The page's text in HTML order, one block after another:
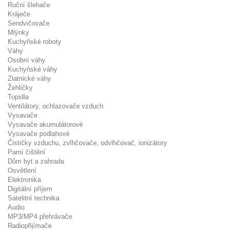
Ruční šlehače
Kráječe
Sendvičovače
Mlýnky
Kuchyňské roboty
Váhy
Osobní váhy
Kuchyňské váhy
Zlatnické váhy
Žehličky
Topidla
Ventilátory, ochlazovače vzduch
Vysavače
Vysavače akumulátorové
Vysavače podlahové
Čističky vzduchu, zvlhčovače, odvlhčovač, ionizátory
Parní čištění
Dům byt a zahrada
Osvětlení
Elektronika
Digitální příjem
Satelitní technika
Audio
MP3/MP4 přehrávače
Radiopřijímače